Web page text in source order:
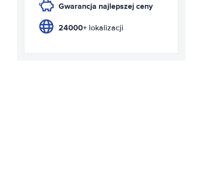
Gwarancja najlepszej ceny
24000+ lokalizacji